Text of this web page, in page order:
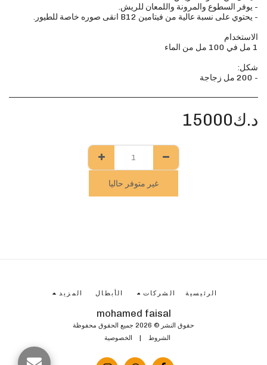
- 200 مل زجاجة
د.ك15000
غير متوفر حاليا
mohamed faisal
حقوق النشر © 2026 جميع الحقوق محفوظة
الشروط | الخصوصية
الرئيسية الشركات الأبطال المزيد